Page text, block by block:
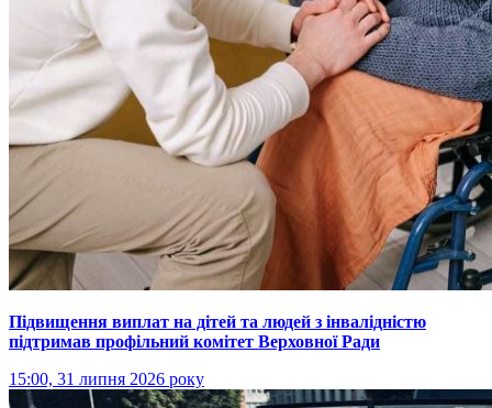
Підвищення виплат на дітей та людей з інвалідністю
підтримав профільний комітет Верховної Ради
15:00, 31 липня 2026 року